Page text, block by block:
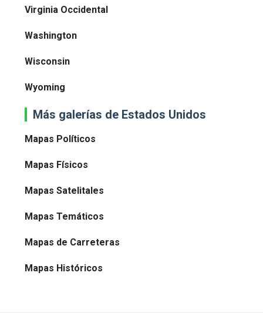
Virginia Occidental
Washington
Wisconsin
Wyoming
Más galerías de Estados Unidos
Mapas Políticos
Mapas Físicos
Mapas Satelitales
Mapas Temáticos
Mapas de Carreteras
Mapas Históricos